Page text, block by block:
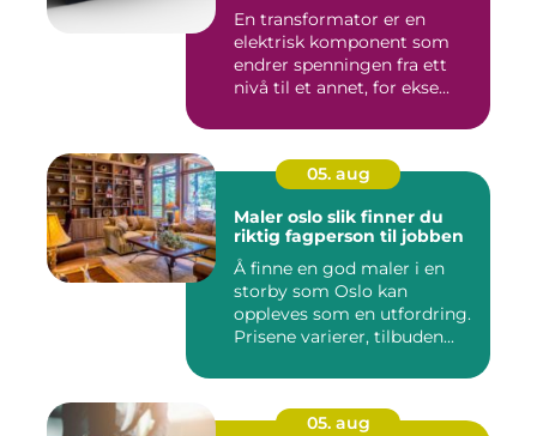
En transformator er en
elektrisk komponent som
endrer spenningen fra ett
nivå til et annet, for ekse...
05. aug
Maler oslo slik finner du
riktig fagperson til jobben
Å finne en god maler i en
storby som Oslo kan
oppleves som en utfordring.
Prisene varierer, tilbuden...
05. aug